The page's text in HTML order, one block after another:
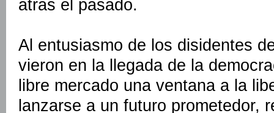
atrás el pasado.
Al entusiasmo de los disidentes
vieron en la llegada de la
libre mercado una ventana a la
lanzarse a un futuro prometedor,